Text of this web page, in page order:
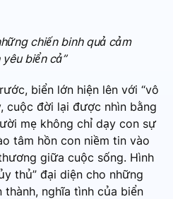
chiến binh quả cảm
biển cả”
biển lớn hiện lên với “vô
cuộc đời lại được nhìn bằng
mẹ không chỉ dạy con sự
tâm hồn con niềm tin vào
giữa cuộc sống. Hình
thủ” đại diện cho những
nghĩa tình của biển